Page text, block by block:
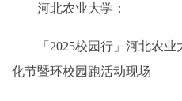
河北农业大学：
「2025校园行」河北农
化节暨环校园跑活动现场